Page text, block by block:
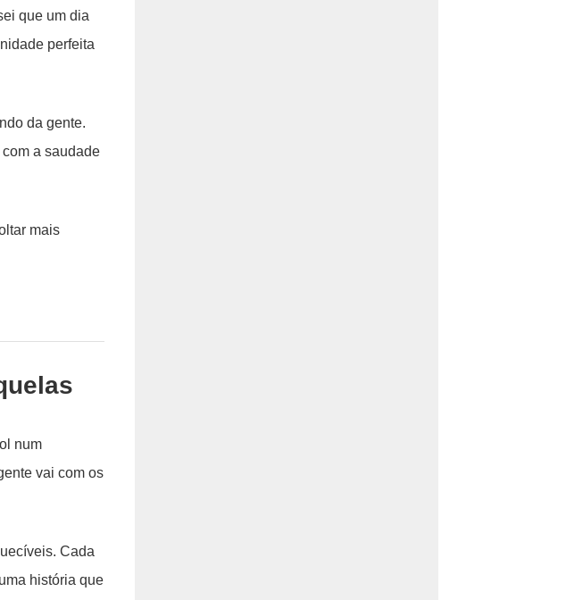
que um dia
perfeita
da gente.
a saudade
mais
num
vai com os
Cada
história que